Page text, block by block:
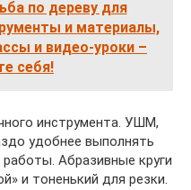
по дереву для
и материалы,
и видео-уроки –
себя!
инструмента. УШМ,
удобнее выполнять
Абразивные круги
и тоненький для резки.